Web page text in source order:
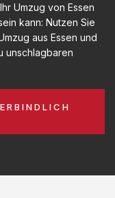
Umzug von Essen
kann: Nutzen Sie
aus Essen und
unschlagbaren